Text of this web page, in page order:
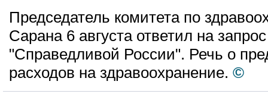
Председатель комитета по
Сарана 6 августа ответил на
"Справедливой России". Речь о
расходов на здравоохранение. ©